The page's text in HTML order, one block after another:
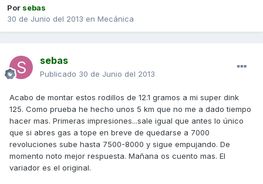
Por sebas
30 de Junio del 2013 en Mecánica
sebas
Publicado 30 de Junio del 2013
Acabo de montar estos rodillos de 12.1 gramos a mi super dink
125. Como prueba he hecho unos 5 km que no me a dado tiempo
hacer mas. Primeras impresiones...sale igual que antes lo único
que si abres gas a tope en breve de quedarse a 7000
revoluciones sube hasta 7500-8000 y sigue empujando. De
momento noto mejor respuesta. Mañana os cuento mas. El
variador es el original.